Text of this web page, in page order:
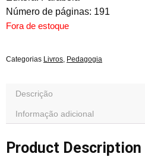
Número de páginas: 191
Fora de estoque
Categorias Livros, Pedagogia
Descrição
Informação adicional
Product Description